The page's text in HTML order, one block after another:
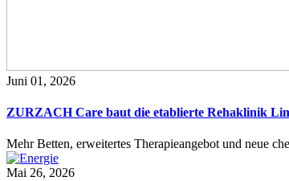
Juni 01, 2026
ZURZACH Care baut die etablierte Rehaklinik
Mehr Betten, erweitertes Therapieangebot und neue
Mai 26, 2026